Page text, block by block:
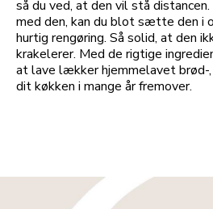
så du ved, at den vil stå
med den, kan du blot sætte den i
hurtig rengøring. Så solid, at den
krakelerer. Med de rigtige
at lave lækker hjemmelavet brød-
dit køkken i mange år fremover.